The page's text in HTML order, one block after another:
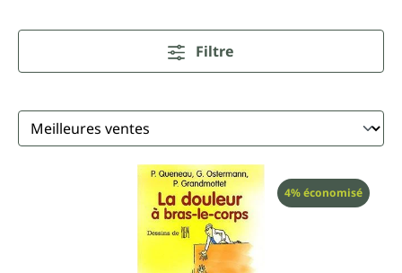
Filtre
Réduction
4% économisé